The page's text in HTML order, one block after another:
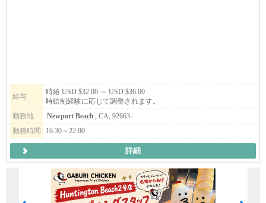
給与
時給 USD $32.00 ～ USD $36.00
時給制経験に応じて調整されます。
勤務地
Newport Beach, CA, 92663-
勤務時間
16:30～22:00
詳細